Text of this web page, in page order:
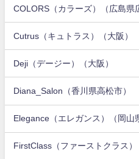
COLORS（カラーズ）（広島県
Cutrus（キュトラス）（大阪）
Deji（デージー）（大阪）
Diana_Salon（香川県高松市）
Elegance（エレガンス）（岡山
FirstClass（ファーストクラス）